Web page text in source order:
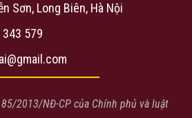
Sơn, Long Biên, Hà Nội
579
2013/NĐ-CP của Chính phủ và luật